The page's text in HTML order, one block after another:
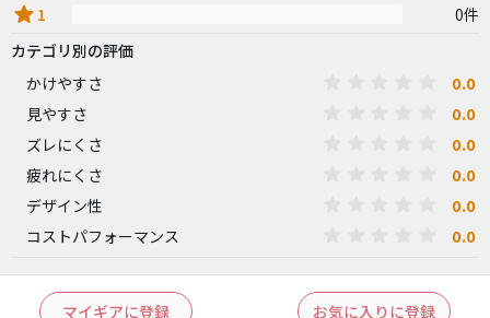
star 1
0件
カテゴリ別の評価
かけやすさ
0.0
見やすさ 0.0
ズレにくさ 0.0
疲れにくさ 0.0
デザイン性 0.0
コストパフォーマンス 0.0
マイギアに登録 お気に入りに登録